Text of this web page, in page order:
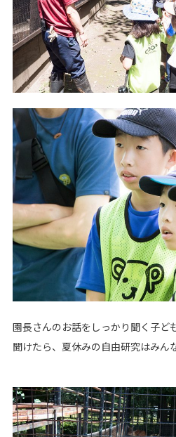
園長さんのお話をしっかり聞く子ど
聞けたら、夏休みの自由研究はみん